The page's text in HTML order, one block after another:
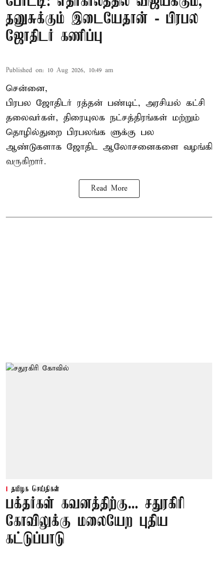
தனுசுக்கும் இடையேதான் - பிரபல
ஜோதிடர் கணிப்பு
Published on: 10 Aug 2026, 10:49 am
சென்னை,
பிரபல ஜோதிடர் ரத்தன் பண்டிட், அரசியல் கட்சி
தலைவர்கள், திரையுலக நட்சத்திரங்கள் மற்றும்
தொழில்துறை பிரபலங்க ளுக்கு பல
ஆண்டுகளாக ஜோதிட ஆலோசனைகளை வழங்கி
வருகிறார்.
Read More
தமிழக செய்திகள்
பக்தர்கள் கவனத்திற்கு... சதுரகிரி
கோவிலுக்கு மலையேற புதிய
கட்டுப்பாடு